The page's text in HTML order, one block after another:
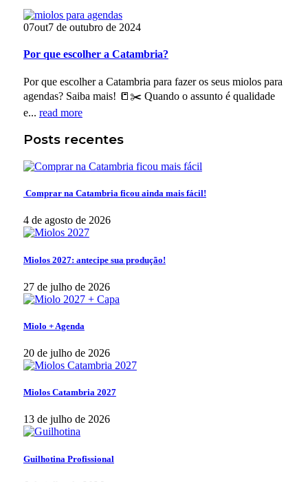
07out7 de outubro de 2024
Por que escolher a Catambria?
Por que escolher a Catambria para fazer os seus miolos para
agendas? Saiba mais! 📒✂️ Quando o assunto é qualidade
e... read more
Posts recentes
Comprar na Catambria ficou ainda mais fácil!
4 de agosto de 2026
Miolos 2027: antecipe sua produção!
27 de julho de 2026
Miolo + Agenda
20 de julho de 2026
Miolos Catambria 2027
13 de julho de 2026
Guilhotina Profissional